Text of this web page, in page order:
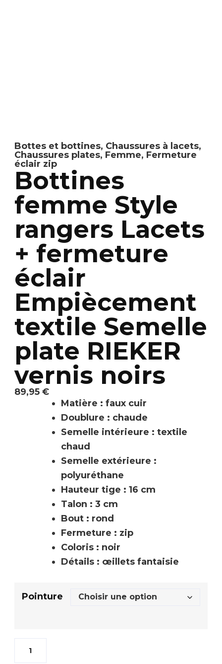
Bottes et bottines, Chaussures à lacets,
Chaussures plates, Femme, Fermeture
éclair zip
Bottines
femme Style
rangers Lacets
+ fermeture
éclair
Empiècement
textile Semelle
plate RIEKER
vernis noirs
89,95 €
Matière : faux cuir
Doublure : chaude
Semelle intérieure : textile
chaud
Semelle extérieure :
polyuréthane
Hauteur tige : 16 cm
Talon : 3 cm
Bout : rond
Fermeture : zip
Coloris : noir
Détails : œillets fantaisie
Pointure